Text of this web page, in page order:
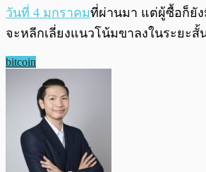
วันที่ 4 มกราคมที่ผ่านมา แต่ผู้ซื้อก็ยั
จะหลีกเลี่ยงแนวโน้มขาลงในระยะสั้
bitcoin